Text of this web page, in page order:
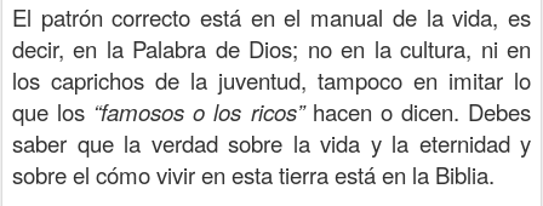
El patrón correcto está en el manual de la vida, es
decir, en la Palabra de Dios; no en la cultura, ni en
los caprichos de la juventud, tampoco en imitar lo
que los “famosos o los ricos”hacen o dicen. Debes
saber que la verdad sobre la vida y la eternidad y
sobre el cómo vivir en esta tierra está en la Biblia.